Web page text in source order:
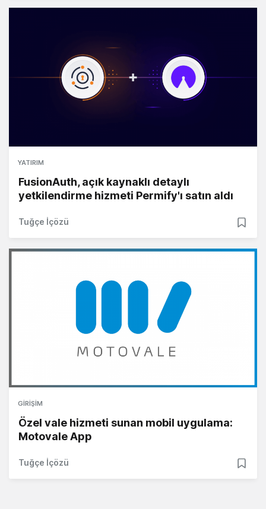
YATIRIM
FusionAuth, açık kaynaklı detaylı
yetkilendirme hizmeti Permify'ı satın aldı
Tuğçe İçözü
GIRIŞIM
Özel vale hizmeti sunan mobil uygulama:
Motovale App
Tuğçe İçözü